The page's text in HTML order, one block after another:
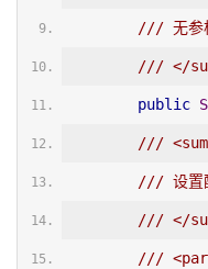
/// 无参
/// </
public
///
/// 设置
/// </
///